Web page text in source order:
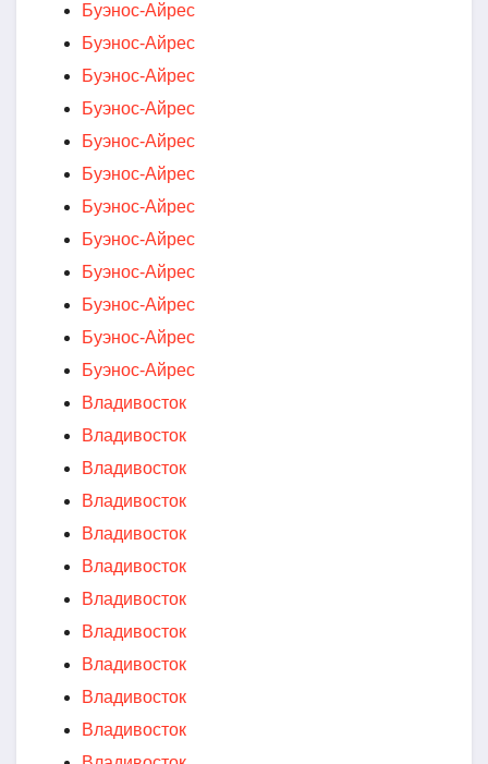
Буэнос-Айрес
Буэнос-Айрес
Буэнос-Айрес
Буэнос-Айрес
Буэнос-Айрес
Буэнос-Айрес
Буэнос-Айрес
Буэнос-Айрес
Буэнос-Айрес
Буэнос-Айрес
Буэнос-Айрес
Буэнос-Айрес
Владивосток
Владивосток
Владивосток
Владивосток
Владивосток
Владивосток
Владивосток
Владивосток
Владивосток
Владивосток
Владивосток